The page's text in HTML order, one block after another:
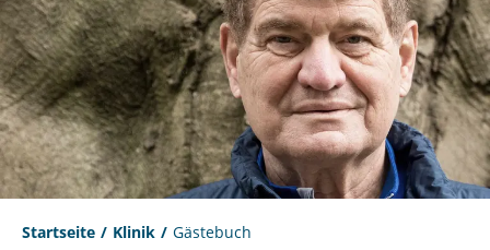
Startseite Klinik Gästebuch